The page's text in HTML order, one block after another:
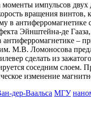
импульсов
вращения
в
Эйнштейна-де
–
М.В. Ломоносова
сделать из
соседним слоем.
изменение
дер-Ваальса МГУ